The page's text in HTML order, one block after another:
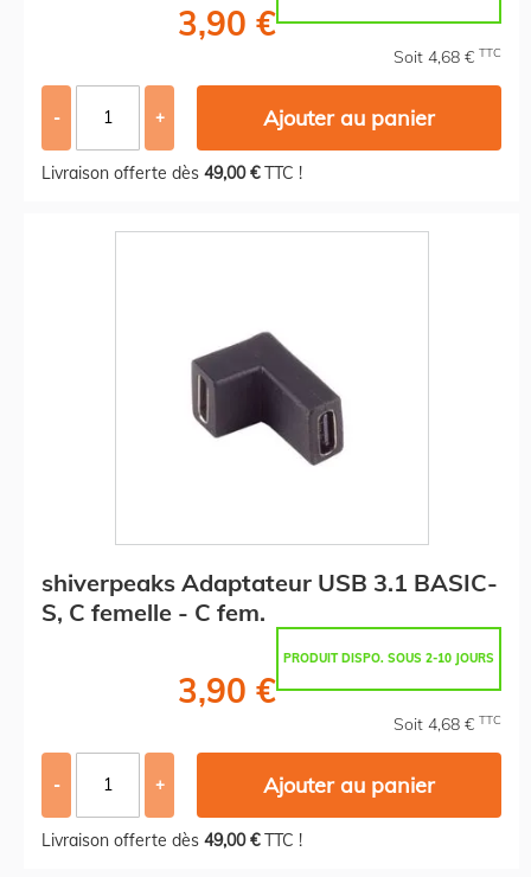
3,90 €
Soit 4,68 € TTC
- + Ajouter au panier
Livraison offerte dès 49,00 €TTC !
shiverpeaks Adaptateur USB 3.1 BASIC-
S, C femelle - C fem.
PRODUIT DISPO. SOUS 2-10 JOURS
3,90 €
Soit 4,68 € TTC
- + Ajouter au panier
Livraison offerte dès 49,00 €TTC !